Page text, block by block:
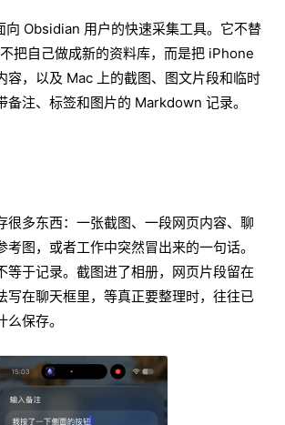
向 Obsidian 用户的快速采集工具。它不替
把自己做成新的资料库，而是把 iPhone
容，以及 Mac 上的截图、图文片段和临时
备注、标签和图片的 Markdown 记录。
很多东西：一张截图、一段网页内容、聊
考图，或者工作中突然冒出来的一句话。
等于记录。截图进了相册，网页片段留在
写在聊天框里，等真正要整理时，往往已
保存。